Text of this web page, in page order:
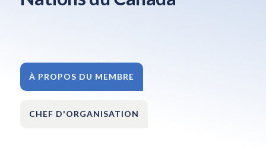
À PROPOS DU MEMBRE
CHEF D'ORGANISATION